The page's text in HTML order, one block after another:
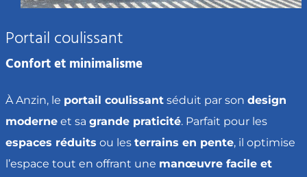
Portail coulissant
Confort et minimalisme
À Anzin, le portail coulissantséduit par son design
moderneet sa grande praticité. Parfait pour les
espaces réduits ou les terrains en pente, il optimise
l’espace tout en offrant une manœuvre facile et